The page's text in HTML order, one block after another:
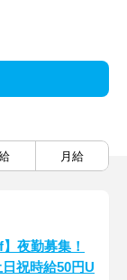
月給
夜勤募集！
祝時給50円U